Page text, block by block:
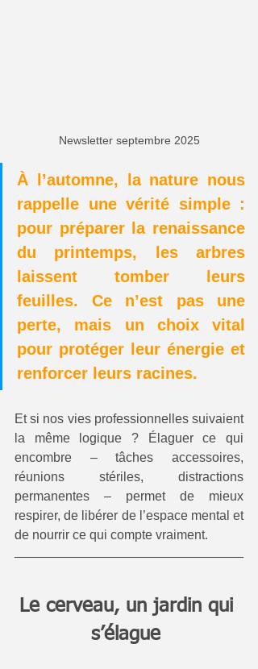
Newsletter septembre 2025
À l’automne, la nature nous
rappelle une vérité simple :
pour préparer la renaissance
du printemps, les arbres
laissent tomber leurs
feuilles. Ce n’est pas une
perte, mais un choix vital
pour protéger leur énergie et
renforcer leurs racines.
Et si nos vies professionnelles suivaient
la même logique ? Élaguer ce qui
encombre – tâches accessoires,
réunions stériles, distractions
permanentes – permet de mieux
respirer, de libérer de l’espace mental et
de nourrir ce qui compte vraiment.
Le cerveau, un jardin qui
s’élague